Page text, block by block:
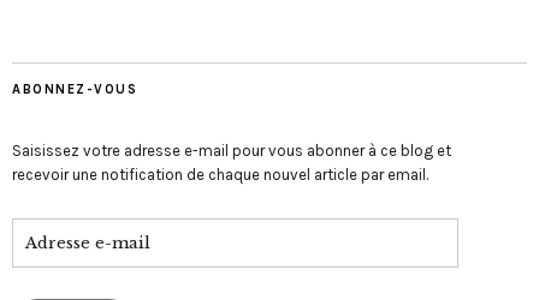
ABONNEZ-VOUS
Saisissez votre adresse e-mail pour vous abonner à ce blog et
recevoir une notification de chaque nouvel article par email.